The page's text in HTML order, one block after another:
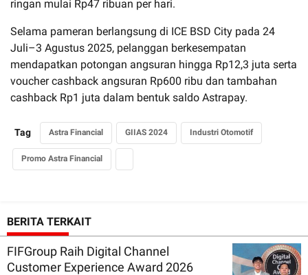
ringan mulai Rp47 ribuan per hari.
Selama pameran berlangsung di ICE BSD City pada 24
Juli–3 Agustus 2025, pelanggan berkesempatan
mendapatkan potongan angsuran hingga Rp12,3 juta serta
voucher cashback angsuran Rp600 ribu dan tambahan
cashback Rp1 juta dalam bentuk saldo Astrapay.
Tag Astra Financial GIIAS 2024 Industri Otomotif
Promo Astra Financial
BERITA TERKAIT
FIFGroup Raih Digital Channel
Customer Experience Award 2026